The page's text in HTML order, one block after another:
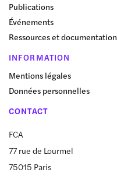
Publications
Événements
Ressources et documentation
INFORMATION
Mentions légales
Données personnelles
CONTACT
FCA
77 rue de Lourmel
75015 Paris